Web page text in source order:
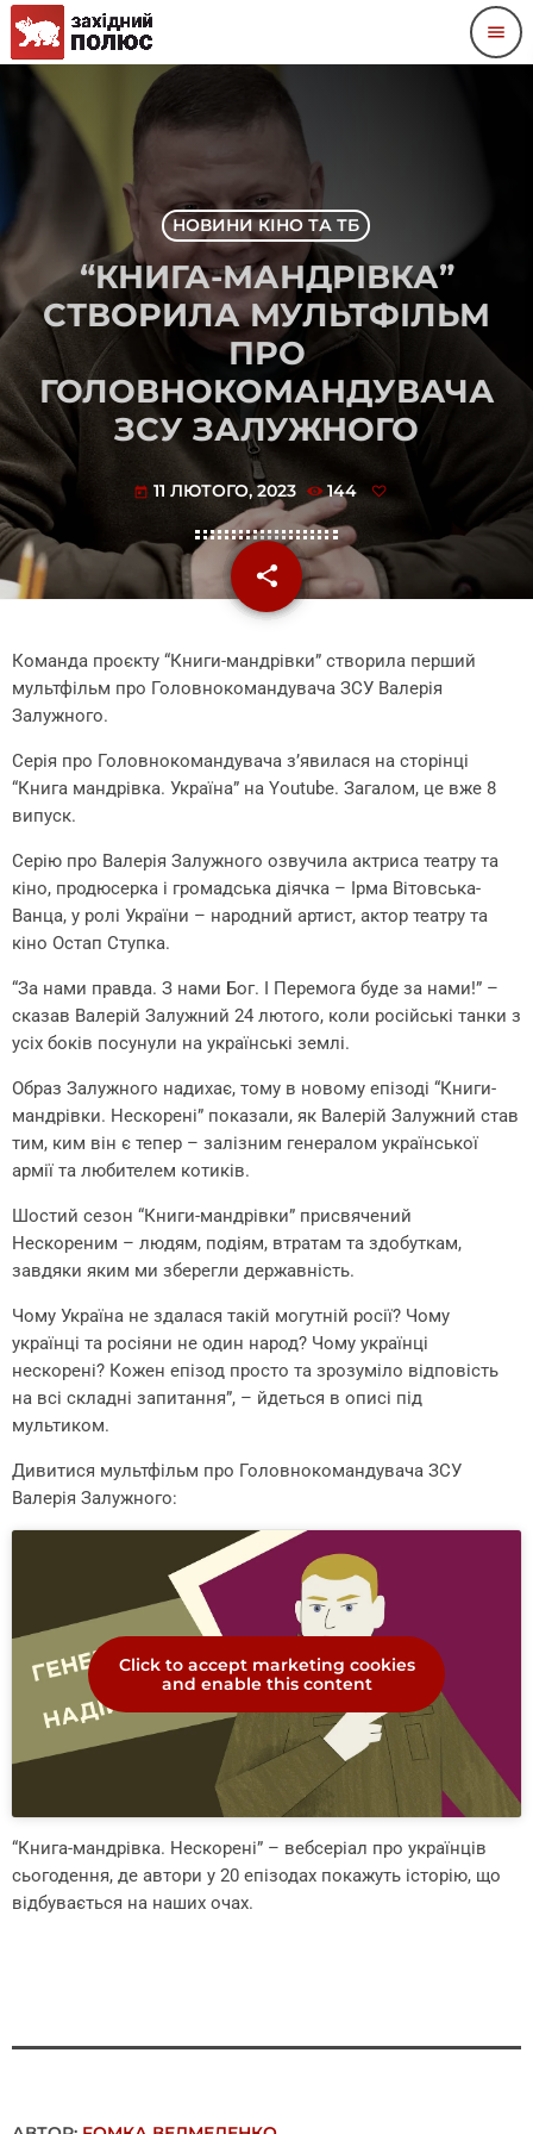
menu
НОВИНИ КІНО ТА ТБ
“КНИГА-МАНДРІВКА”
СТВОРИЛА МУЛЬТФІЛЬМ
ПРО
ГОЛОВНОКОМАНДУВАЧА
ЗСУ ЗАЛУЖНОГО
today 11 ЛЮТОГО, 2023 144
share
email
Команда проєкту “Книги-мандрівки” створила перший
мультфільм про Головнокомандувача ЗСУ Валерія
Залужного.
Серія про Головнокомандувача з’явилася на сторінці
“Книга мандрівка. Україна” на Youtube. Загалом, це вже 8
випуск.
Серію про Валерія Залужного озвучила актриса театру та
кіно, продюсерка і громадська діячка – Ірма Вітовська-
Ванца, у ролі України – народний артист, актор театру та
кіно Остап Ступка.
“За нами правда. З нами Бог. І Перемога буде за нами!” –
сказав Валерій Залужний 24 лютого, коли російські танки з
усіх боків посунули на українські землі.
Образ Залужного надихає, тому в новому епізоді “Книги-
мандрівки. Нескорені” показали, як Валерій Залужний став
тим, ким він є тепер – залізним генералом української
армії та любителем котиків.
Шостий сезон “Книги-мандрівки” присвячений
Нескореним – людям, подіям, втратам та здобуткам,
завдяки яким ми зберегли державність.
Чому Україна не здалася такій могутній росії? Чому
українці та росіяни не один народ? Чому українці
нескорені? Кожен епізод просто та зрозуміло відповість
на всі складні запитання”, – йдеться в описі під
мультиком.
Дивитися мультфільм про Головнокомандувача ЗСУ
Валерія Залужного:
Click to accept marketing cookies
and enable this content
“Книга-мандрівка. Нескорені” – вебсеріал про українців
сьогодення, де автори у 20 епізодах покажуть історію, що
відбувається на наших очах.